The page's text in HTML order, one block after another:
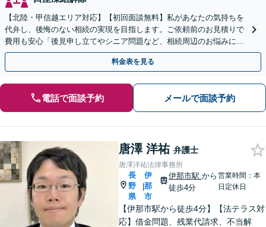
【北陸・甲信越エリア対応】【初回面談無料】私があなたの気持ちを
代弁し、後悔のない相続の実現を目指します。ご依頼前のお見積りで
費用も安心「後見申し立てやシニア問題など、相続周辺のお悩みにも
対処可能」【WEB面談対応】
料金表を見る
電話で面談予約 メールで面談予約
唐澤 洋祐 弁護士
唐澤洋祐法律事務所
長
野
県
|
伊
那
市
伊那市駅 から
徒歩4分
営業時間：本
日定休日
【伊那市駅から徒歩4分】【法テラス対
応】借金問題、残業代請求、不当解